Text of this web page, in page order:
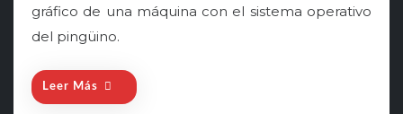
gráfico de una máquina con el sistema operativo
del pingüino.
Leer Más